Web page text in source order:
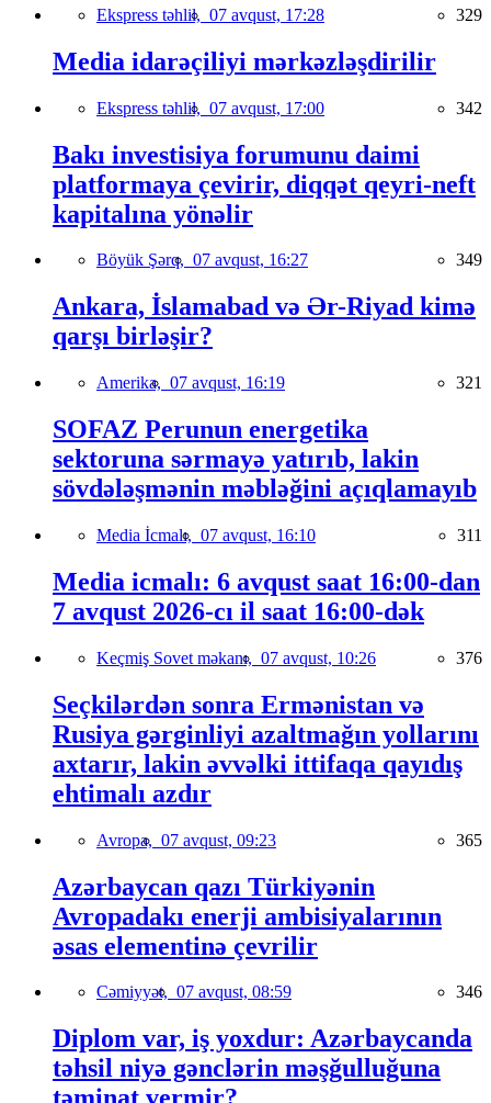
Ekspress təhlil, 07 avqust, 17:28 329
Media idarəçiliyi mərkəzləşdirilir
Ekspress təhlil, 07 avqust, 17:00 342
Bakı investisiya forumunu daimi
platformaya çevirir, diqqət qeyri-neft
kapitalına yönəlir
Böyük Şərq, 07 avqust, 16:27 349
Ankara, İslamabad və Ər-Riyad kimə
qarşı birləşir?
Amerika, 07 avqust, 16:19 321
SOFAZ Perunun energetika
sektoruna sərmayə yatırıb, lakin
sövdələşmənin məbləğini açıqlamayıb
Media İcmalı, 07 avqust, 16:10 311
Media icmalı: 6 avqust saat 16:00-dan
7 avqust 2026-cı il saat 16:00-dək
Keçmiş Sovet məkanı, 07 avqust, 10:26 376
Seçkilərdən sonra Ermənistan və
Rusiya gərginliyi azaltmağın yollarını
axtarır, lakin əvvəlki ittifaqa qayıdış
ehtimalı azdır
Avropa, 07 avqust, 09:23 365
Azərbaycan qazı Türkiyənin
Avropadakı enerji ambisiyalarının
əsas elementinə çevrilir
Cəmiyyət, 07 avqust, 08:59 346
Diplom var, iş yoxdur: Azərbaycanda
təhsil niyə gənclərin məşğulluğuna